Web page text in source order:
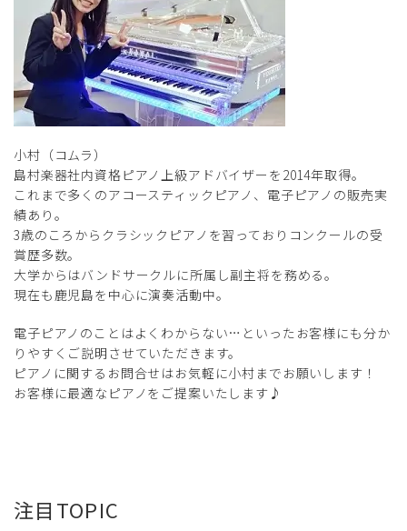
小村（コムラ）
島村楽器社内資格ピアノ上級アドバイザーを2014年取得。
これまで多くのアコースティックピアノ、電子ピアノの販売実
績あり。
3歳のころからクラシックピアノを習っておりコンクールの受
賞歴多数。
大学からはバンドサークルに所属し副主将を務める。
現在も鹿児島を中心に演奏活動中。
電子ピアノのことはよくわからない…といったお客様にも分か
りやすくご説明させていただきます。
ピアノに関するお問合せはお気軽に小村までお願いします！
お客様に最適なピアノをご提案いたします♪
注目TOPIC